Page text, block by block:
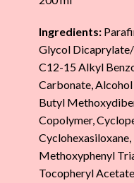
Ingredients:
Glycol
C12-15 Alkyl
Carbonate,
Butyl
Copolymer,
Methoxyphenyl
Tocopheryl